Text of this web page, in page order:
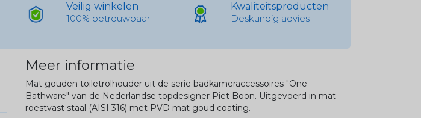
Veilig winkelen
100% betrouwbaar
Kwaliteitsproducten
Deskundig advies
Meer informatie
Mat gouden toiletrolhouder uit de serie badkameraccessoires "One
Bathware" van de Nederlandse topdesigner Piet Boon. Uitgevoerd in mat
roestvast staal (AISI 316) met PVD mat goud coating.